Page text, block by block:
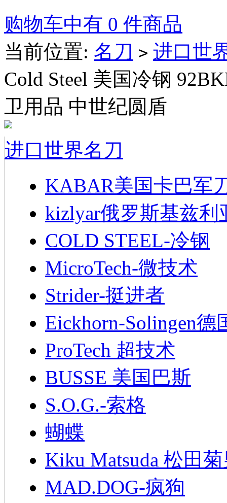
购物车中有 0 件商品
当前位置: 名刀 > 进口世
Cold Steel 美国冷钢
卫用品 中世纪圆盾
进口世界名刀
KABAR美国卡巴军
kizlyar俄罗斯基兹利
COLD STEEL-冷钢
MicroTech-微技术
Strider-挺进者
Eickhorn-Solingen德
ProTech 超技术
BUSSE 美国巴斯
S.O.G.-索格
蝴蝶
Kiku Matsuda 松田
MAD.DOG-疯狗